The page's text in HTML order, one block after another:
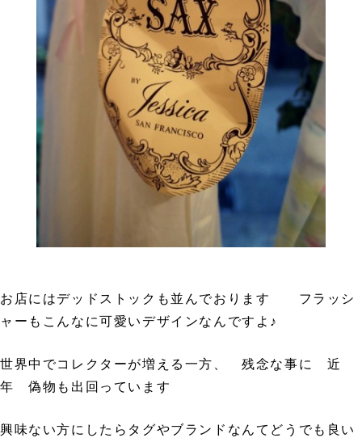
お店にはデッドストックも並んでおります フラッシ
ャーもこんなに可愛いデザインなんですよ♪
世界中でコレクターが増える一方、 残念な事に 近
年 偽物も出回っています
興味ない方にしたらタグやブランドなんてどうでも良い